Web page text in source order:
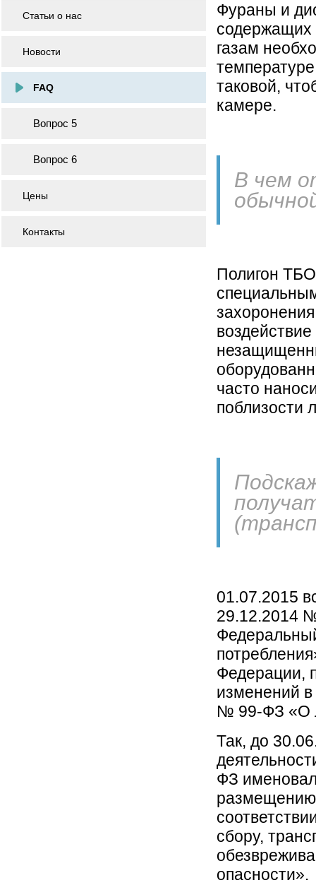
Фураны и
содержащих
газам
таковой,
камере.
В чем
Полигон
часто
поблизости
01.07.2015
29.12.2014
Федерации,
изменений в
№ 99-ФЗ «О
Так, до
ФЗ
размещению
сбору,
опасности».
Статьи о нас
Новости
FAQ
Вопрос 5
Вопрос 6
Цены
Контакты